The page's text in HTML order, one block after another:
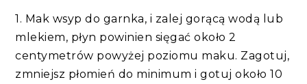
1. Mak wsyp do garnka, i zalej gorącą wodą lub
mlekiem, płyn powinien sięgać około 2
centymetrów powyżej poziomu maku. Zagotuj,
zmniejsz płomień do minimum i gotuj około 10